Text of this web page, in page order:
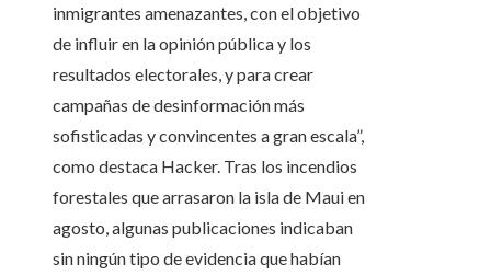
inmigrantes amenazantes, con el objetivo
de influir en la opinión pública y los
resultados electorales, y para crear
campañas de desinformación más
sofisticadas y convincentes a gran escala”,
como destaca Hacker. Tras los incendios
forestales que arrasaron la isla de Maui en
agosto, algunas publicaciones indicaban
sin ningún tipo de evidencia que habían